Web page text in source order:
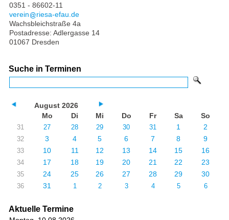
0351 - 86602-11
verein
riesa-efau.de
Wachsbleichstraße 4a
Postadresse: Adlergasse 14
01067 Dresden
Suche in Terminen
August 2026
Mo
Di Mi Do Fr Sa So
31 27 28 29 30 31 1 2
32 3 4 5 6 7 8 9
33 10 11 12 13 14 15 16
34 17 18 19 20 21 22 23
35 24 25 26 27 28 29 30
36 31 1 2 3 4 5 6
Aktuelle Termine